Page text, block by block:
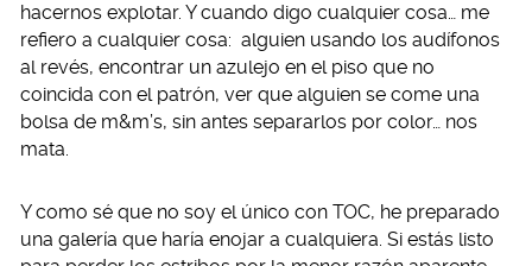
hacernos explotar. Y cuando digo cualquier cosa… me
refiero a cualquier cosa: alguien usando los audífonos
al revés, encontrar un azulejo en el piso que no
coincida con el patrón, ver que alguien se come una
bolsa de m&m’s, sin antes separarlos por color… nos
mata.
Y como sé que no soy el único con TOC, he preparado
una galería que haría enojar a cualquiera. Si estás listo